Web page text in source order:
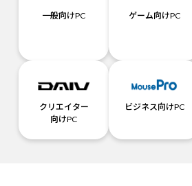
一般向けPC ゲーム向けPC
クリエイター
向けPC
ビジネス向けPC